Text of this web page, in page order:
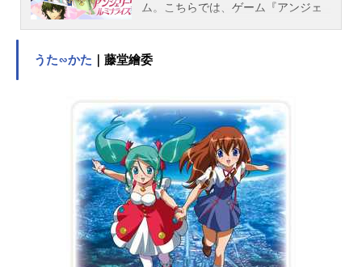
ム。こちらでは、ゲーム『アンジェ
ジェリーク』シリーズ出演声優アン
ク・コレット：浅田葉子レイチェ
ル：長沢美樹ジュリアス：速水奨ク
ラヴィス：塩沢兼人→田中秀幸ラン
ディ：神奈延年リュミエール：飛田
展男オスカー：堀内賢雄マルセル：
優希比呂ゼフェル：岩田光央オリヴ
ィエ：子安武人ルヴァ：関俊彦パス
ハ：矢尾一樹サラ：折笠愛ディア：
田中敦子第255代女王：勝生真沙子カ
うた∽かた ｜藤堂繪委